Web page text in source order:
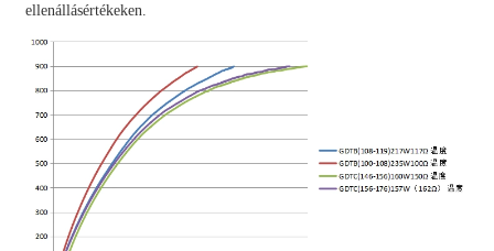
ellenállásértékeken.